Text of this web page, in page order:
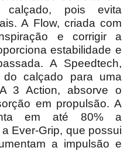
pois evita
A Flow, criada com
e corrigir a
estabilidade e
A Speedtech,
do calçado para uma
3 Action, absorve o
em propulsão. A
em até 80% a
Ever-Grip, que possui
a impulsão e